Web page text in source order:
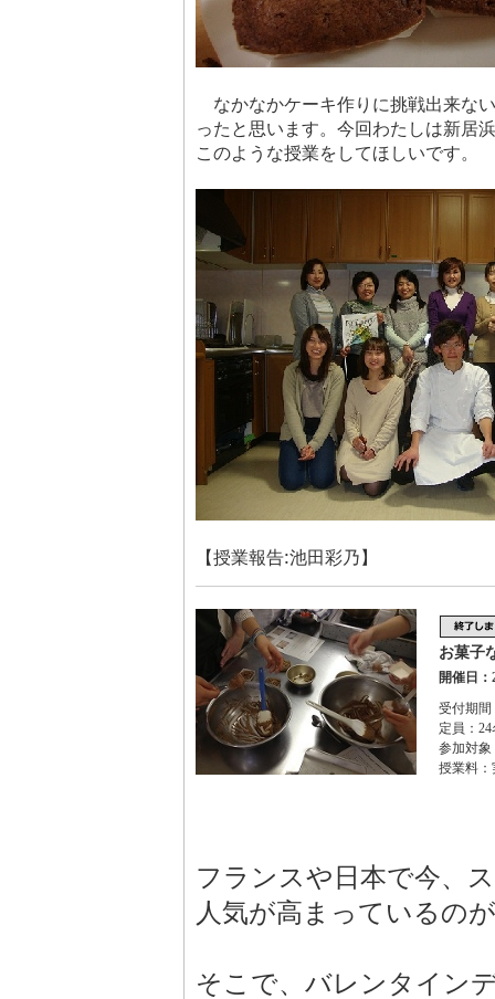
なかなかケーキ作りに挑戦出来な
ったと思います。今回わたしは新居
このような授業をしてほしいです。
【授業報告:池田彩乃】
お菓子
開催日：
受付期
定員：24
参加対象
授業料：
フランスや日本で今、
人気が高まっているの
そこで、バレンタイン